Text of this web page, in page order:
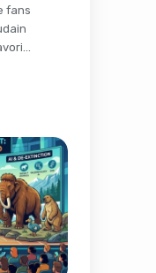
fans
leurs
de TV
qui
[…]